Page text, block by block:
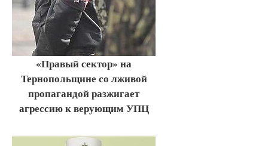
«Правый сектор» на
Тернопольщине со лживой
пропагандой разжигает
агрессию к верующим УПЦ